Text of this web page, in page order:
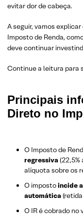
evitar dor de cabeça.
A seguir, vamos
Imposto de Renda,
deve continuar
Continue a leitura para
Principais
Direto no
O Imposto de
regressiva(22,5%
alíquota sobre os
O impostoincide
automática
O IR é cobrado